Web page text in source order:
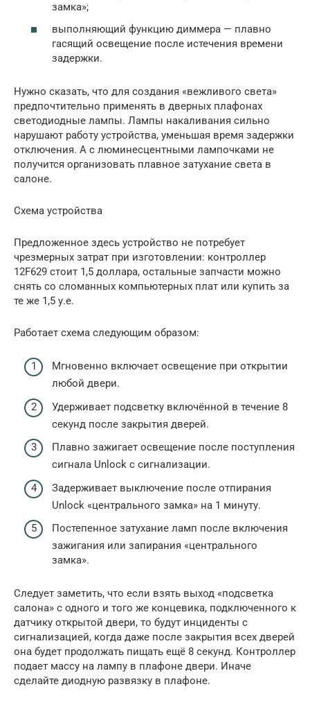
замка»;
выполняющий функцию диммера — плавно
гасящий освещение после истечения времени
задержки.
Нужно сказать, что для создания «вежливого света»
предпочтительно применять в дверных плафонах
светодиодные лампы. Лампы накаливания сильно
нарушают работу устройства, уменьшая время задержки
отключения. А с люминесцентными лампочками не
получится организовать плавное затухание света в
салоне.
Схема устройства
Предложенное здесь устройство не потребует
чрезмерных затрат при изготовлении: контроллер
12F629 стоит 1,5 доллара, остальные запчасти можно
снять со сломанных компьютерных плат или купить за
те же 1,5 у.е.
Работает схема следующим образом:
Мгновенно включает освещение при открытии
любой двери.
Удерживает подсветку включённой в течение 8
секунд после закрытия дверей.
Плавно зажигает освещение после поступления
сигнала Unlock с сигнализации.
Задерживает выключение после отпирания
Unlock «центрального замка» на 1 минуту.
Постепенное затухание ламп после включения
зажигания или запирания «центрального
замка».
Следует заметить, что если взять выход «подсветка
салона» с одного и того же концевика, подключенного к
датчику открытой двери, то будут инциденты с
сигнализацией, когда даже после закрытия всех дверей
она будет продолжать пищать ещё 8 секунд. Контроллер
подает массу на лампу в плафоне двери. Иначе
сделайте диодную развязку в плафоне.